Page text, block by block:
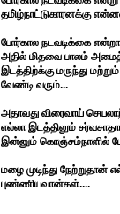
தமி்ழ்நாட்டுகாரனக்கு
போர்கால நடவடிக்கை
அதில் மிதவை பாலம்
இடத்திற்க்கு மருந்து
வேண்டி வரும்...
அதாவது விரைவாய்
எல்லா இடத்திலும்
இன்னும் கொஞ்சம்நாளில்
மழை முடிந்து
புண்ணியவான்கள்....